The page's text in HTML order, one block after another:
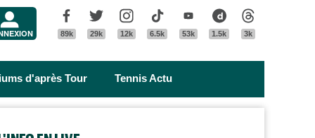
Facebook
89k
Twitter
29k
Instagram
12k
Tik Tok
6.5k
Youtube
53k
Dailymotion
1.5k 3k
d'après Tour Tennis Actu